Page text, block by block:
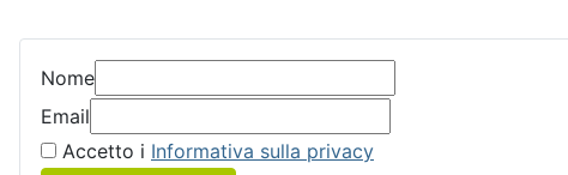
Nome
Email
Accetto i Informativa sulla privacy